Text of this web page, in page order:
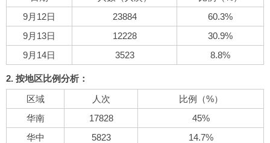
9月12日
23884
60.3%
9月13日
12228
30.9%
9月14日
3523 8.8%
2. 按地区比例分析：
区域
人次
比例（%）
华南
17828
45%
华中
5823
14.7%